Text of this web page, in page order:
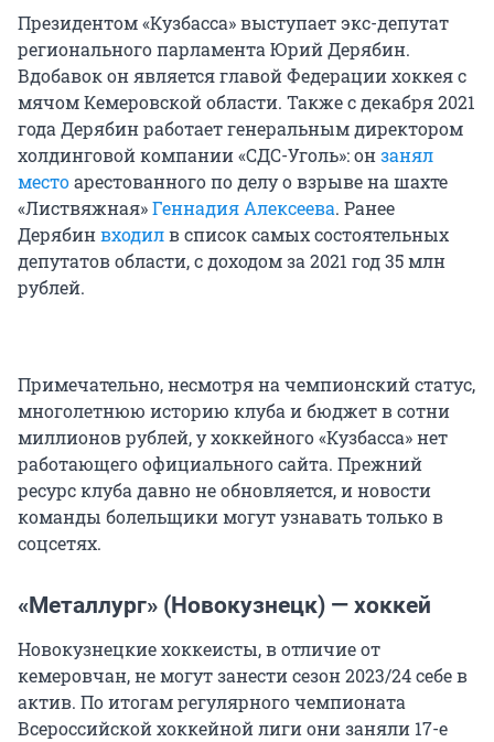
Президентом «Кузбасса» выступает экс-депутат
регионального парламента Юрий Дерябин.
Вдобавок он является главой Федерации хоккея с
мячом Кемеровской области. Также с декабря 2021
года Дерябин работает генеральным директором
холдинговой компании «СДС-Уголь»: онзанял
местоарестованного по делу о взрыве на шахте
«Листвяжная»Геннадия Алексеева. Ранее
Дерябинвходилв список самых состоятельных
депутатов области, с доходом за 2021 год 35 млн
рублей.
Примечательно, несмотря на чемпионский статус,
многолетнюю историю клуба и бюджет в сотни
миллионов рублей, у хоккейного «Кузбасса» нет
работающего официального сайта. Прежний
ресурс клуба давно не обновляется, и новости
команды болельщики могут узнавать только в
соцсетях.
«Металлург» (Новокузнецк) — хоккей
Новокузнецкие хоккеисты, в отличие от
кемеровчан, не могут занести сезон 2023/24 себе в
актив. По итогам регулярного чемпионата
Всероссийской хоккейной лиги они заняли 17-е